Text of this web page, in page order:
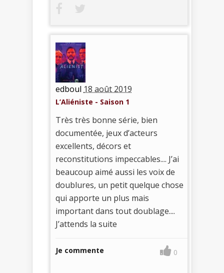
edboul 18 août 2019
L’Aliéniste - Saison 1
Très très bonne série, bien
documentée, jeux d’acteurs
excellents, décors et
reconstitutions impeccables.... J’ai
beaucoup aimé aussi les voix de
doublures, un petit quelque chose
qui apporte un plus mais
important dans tout doublage....
J’attends la suite
Je commente 0